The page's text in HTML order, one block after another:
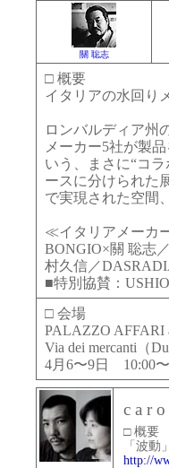
關 聡志
□ 概要
イタリアの水回り
ロンバルディア州
メーカー5社が製
いう、まさに“コ
ースに分けられた
で実現された空間
≪イタリアメーカ
BONGIO×關 聡志
村久信／
■特別協賛：
□ 会場
PALAZZO AFFARI
Via dei mercanti（
4月6〜9日 10:00
c a r
□ 概要
「波
http://